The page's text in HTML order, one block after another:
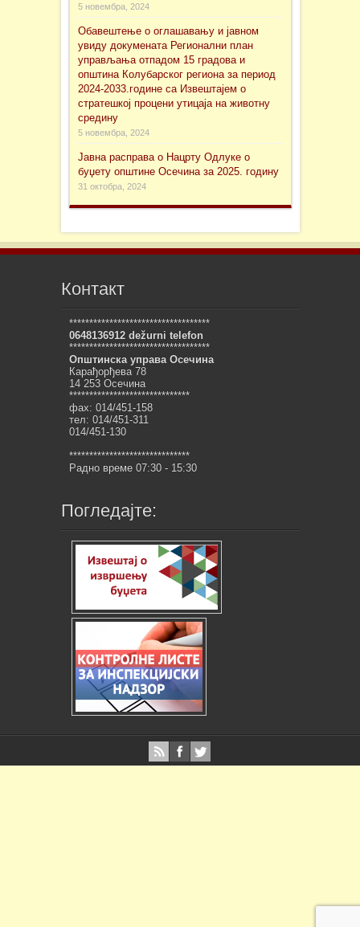
5 новембра, 2024
Обавештење о оглашавању и јавном
увиду докуменaта Регионални план
управљања отпадом 15 градова и
општина Колубарског региона за период
2024-2033.године са Извештајем о
стратешкој процени утицаја на животну
средину
5 новембра, 2024
Јавна расправа о Нацрту Одлуке о
буџету општине Осечина за 2025. годину
31 октобра, 2024
Контакт
***********************************
0648136912 dežurni telefon
***********************************
Општинска управа Осечина
Карађорђева 78
14 253 Осечина
******************************
фах: 014/451-158
тел: 014/451-311
014/451-130
******************************
Радно време 07:30 - 15:30
Погледајте: